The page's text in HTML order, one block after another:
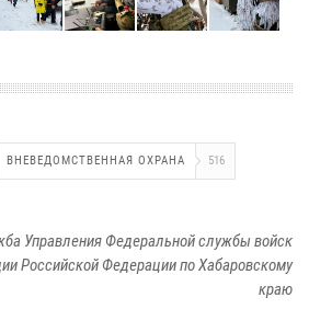
ВНЕВЕДОМСТВЕННАЯ ОХРАНА 516
Управления Федеральной службы войск
Российской Федерации по Хабаровскому
краю